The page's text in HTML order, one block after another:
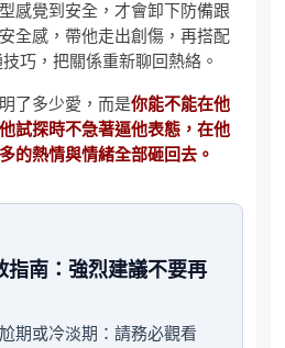
感覺到安全，才會卸下防備跟
全感，帶他走出創傷，再搭配
巧，把關係重新聊回熱絡。
了多少愛，而是你能不能在他
試探時不急著逼他表態，在他
的熱情與情緒全部砸回去。
指南：強烈建議不要再
期或冷淡期：請務必觀看